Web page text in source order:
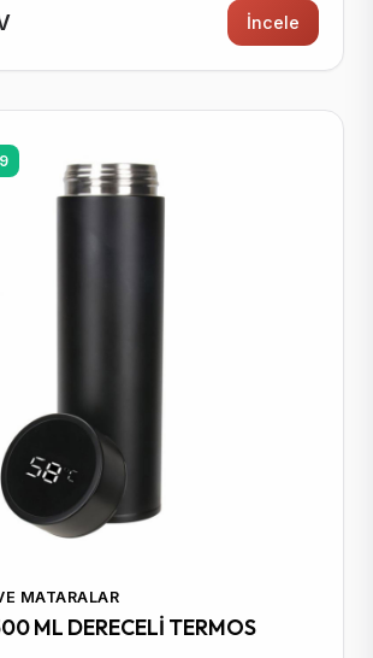
İncele
MATARALAR
ML DERECELİ TERMOS